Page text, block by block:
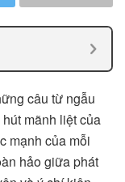
câu từ ngẫu
mãnh liệt của
mạnh của mỗi
hảo giữa phát